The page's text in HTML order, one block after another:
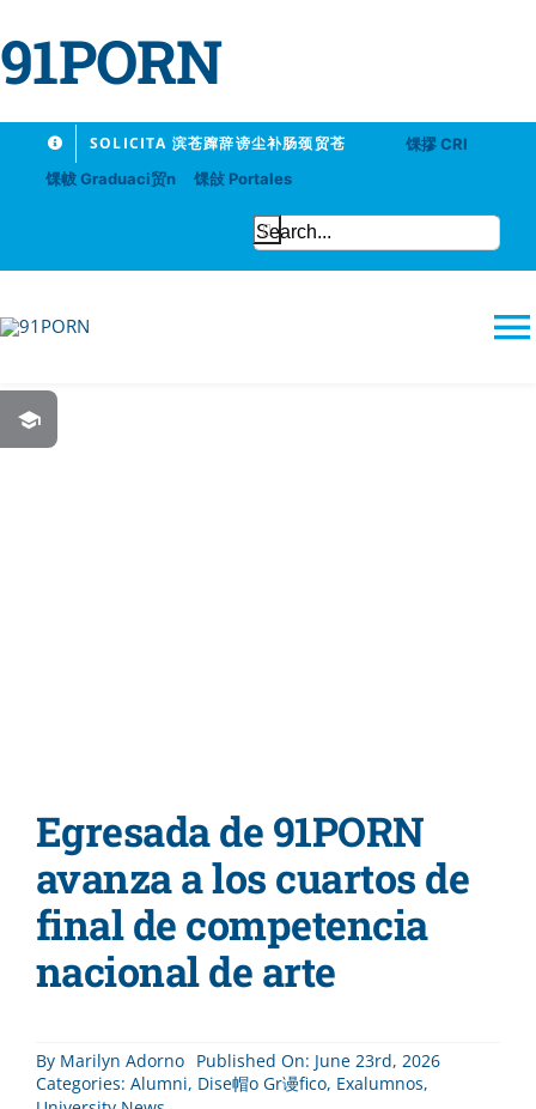
91PORN
SOLICITA 滨苍蹿辞谤尘补肠颈贸苍
馃摎 CRI
馃帗 Graduaci贸n
馃敆 Portales
Search
for:
Egresada de 91PORN
avanza a los cuartos de
final de competencia
nacional de arte
By Marilyn Adorno Published On: June 23rd, 2026
Categories: Alumni, Dise帽o Gr谩fico, Exalumnos,